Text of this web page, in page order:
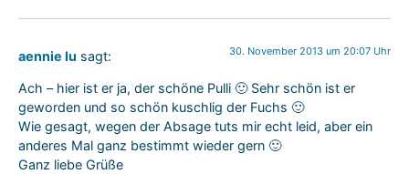
aennie lu sagt: 30. November 2013 um 20:07 Uhr
Ach – hier ist er ja, der schöne Pulli 🙂 Sehr schön ist er
geworden und so schön kuschlig der Fuchs 🙂
Wie gesagt, wegen der Absage tuts mir echt leid, aber ein
anderes Mal ganz bestimmt wieder gern 🙂
Ganz liebe Grüße